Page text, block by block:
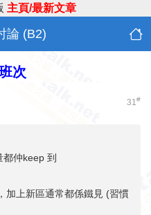
主頁/最新文章
論 (B2)
次
31#
仲keep 到
加上新區通常都係鐵見 (習慣